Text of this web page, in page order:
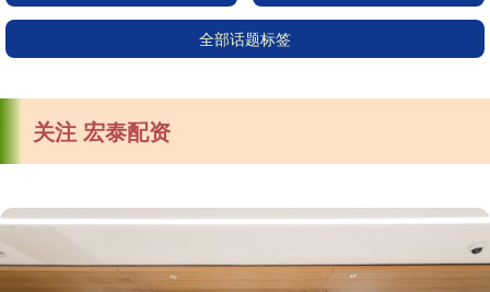
全部话题标签
关注 宏泰配资